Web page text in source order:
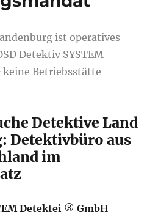
ist operatives
Detektiv SYSTEM
keine Betriebsstätte
Detektive Land
Detektivbüro aus
im
Detektei ®GmbH